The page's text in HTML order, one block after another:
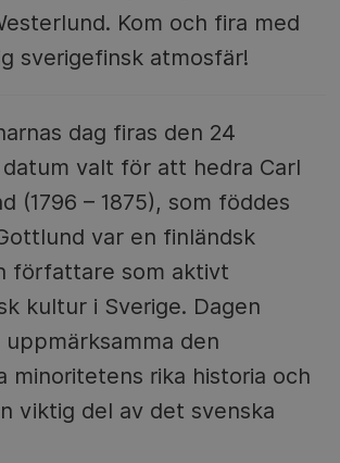
Kom och fira med
sverigefinsk atmosfär!
dag firas den 24
valt för att hedra Carl
(1796 – 1875), som föddes
var en finländsk
författare som aktivt
kultur i Sverige. Dagen
den
minoritetens rika historia och
viktig del av det svenska